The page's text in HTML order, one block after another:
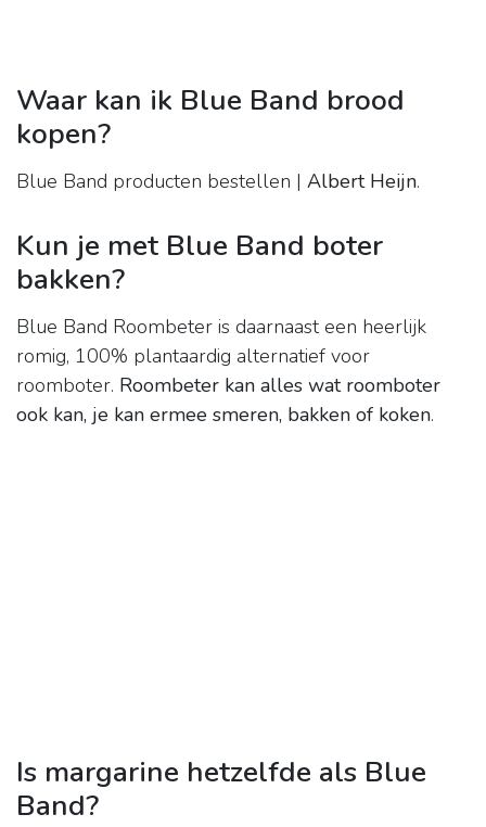
Waar kan ik Blue Band brood
kopen?
Blue Band producten bestellen | Albert Heijn.
Kun je met Blue Band boter
bakken?
Blue Band Roombeter is daarnaast een heerlijk
romig, 100% plantaardig alternatief voor
roomboter. Roombeter kan alles wat roomboter
ook kan, je kan ermee smeren, bakken of koken.
Is margarine hetzelfde als Blue
Band?